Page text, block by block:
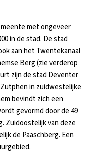
met ongeveer
in de stad. De stad
aan het Twentekanaal
Berg (zie verderop
zijn de stad Deventer
in zuidwestelijke
bevindt zich een
gevormd door de 49
Zuidoostelijk van deze
de Paaschberg. Een